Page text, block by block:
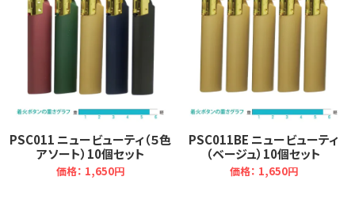
PSC011 ニュービューティ（５色
アソート）10個セット
価格： 1,650円
PSC011BE ニュービューティ
（ベージュ）10個セット
価格： 1,650円